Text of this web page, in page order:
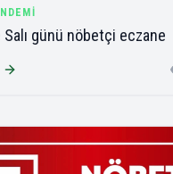
günü nöbetçi eczane